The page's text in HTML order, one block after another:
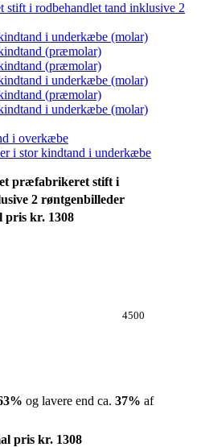
stift i rodbehandlet tand inklusive 2
i underkæbe (molar)
(præmolar)
(præmolar)
i underkæbe (molar)
(præmolar)
i underkæbe (molar)
i overkæbe
i stor kindtand i underkæbe
præfabrikeret stift i
2 røntgenbilleder
pris kr. 1308
4500
% og lavere end ca. 37% af
pris kr. 1308